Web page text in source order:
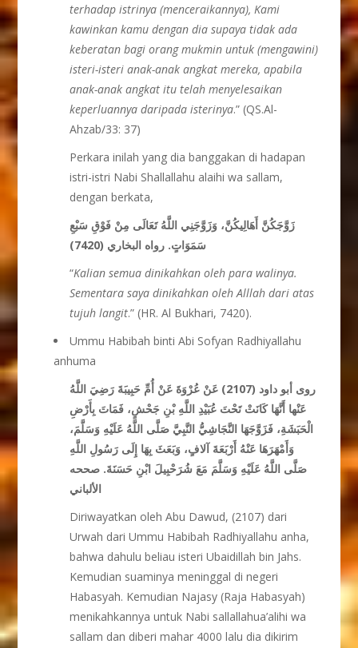
terhadap istrinya (menceraikannya), Kami
kawinkan kamu dengan dia supaya tidak ada
keberatan bagi orang mukmin untuk (mengawini)
isteri-isteri anak-anak angkat mereka, apabila
anak-anak angkat itu telah menyelesaikan
keperluannya daripada isterinya.” (QS.Al-
Ahzab/33: 37)
Perkara inilah yang dia banggakan di hadapan
istri-istri Nabi Shallallahu alaihi wa sallam,
dengan berkata,
زَوَّجَكُنَّ أَهَالِيكُنَّ، وَزَوَّجَنِي اللَّهُ تَعَالَى مِنْ فَوْقِ سَبْعِ
سَمَوَاتٍ. رواه البخاري (7420)
“Kalian semua dinikahkan oleh para walinya.
Sementara saya dinikahkan oleh Alllah dari atas
tujuh langit.” (HR. Al Bukhari, 7420).
Ummu Habibah binti Abi Sofyan Radhiyallahu
anhuma
روى أبو داود (2107) عَنْ عُرْوَةَ عَنْ أُمِّ حَبِيبَةَ رَضِيَ اللَّهُ
عَنْها أَنَّهَا كَانَتْ تَحْتَ عُبَيْدِ اللَّهِ بْنِ جَحْشٍ، فَمَاتَ بِأَرْضِ
الْحَبَشَةِ، فَزَوَّجَهَا النَّجَاشِيُّ النَّبِيَّ صَلَّى اللَّهُ عَلَيْهِ وَسَلَّمَ،
وَأَمْهَرَهَا عَنْهُ أَرْبَعَةَ آلافٍ، وَبَعَثَ بِهَا إِلَى رَسُولِ اللَّهِ
صَلَّى اللَّهُ عَلَيْهِ وَسَلَّمَ مَعَ شُرَحْبِيلَ ابْنِ حَسَنَةَ. صححه
الألباني
Diriwayatkan oleh Abu Dawud, (2107) dari
Urwah dari Ummu Habibah Radhiyallahu anha,
bahwa dahulu beliau isteri Ubaidillah bin Jahs.
Kemudian suaminya meninggal di negeri
Habasyah. Kemudian Najasy (Raja Habasyah)
menikahkannya untuk Nabi sallallahua’alihi wa
sallam dan diberi mahar 4000 lalu dia dikirim